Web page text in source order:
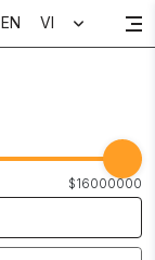
EN VI
$16000000